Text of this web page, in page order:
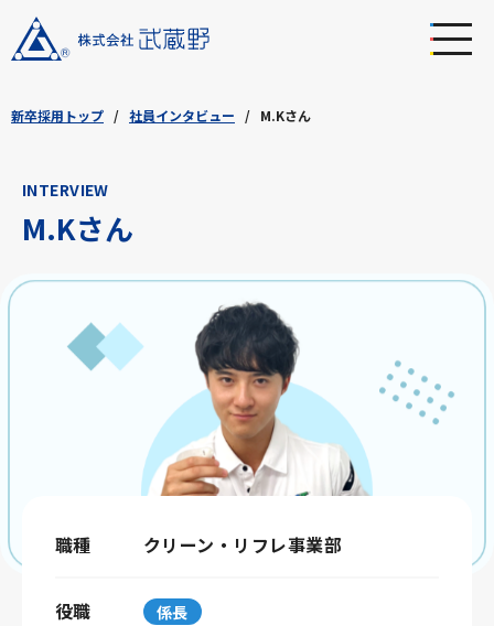
新卒採用トップ 社員インタビュー M.Kさん
INTERVIEW
M.Kさん
職種 クリーン・リフレ事業部
役職 係長